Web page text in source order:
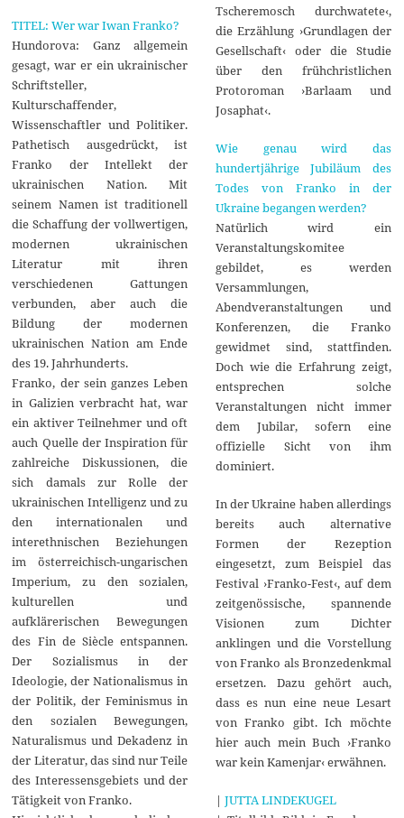
TITEL: Wer war Iwan Franko?
Hundorova: Ganz allgemein
gesagt, war er ein ukrainischer
Schriftsteller,
Kulturschaffender,
Wissenschaftler und Politiker.
Pathetisch ausgedrückt, ist
Franko der Intellekt der
ukrainischen Nation. Mit
seinem Namen ist traditionell
die Schaffung der vollwertigen,
modernen ukrainischen
Literatur mit ihren
verschiedenen Gattungen
verbunden, aber auch die
Bildung der modernen
ukrainischen Nation am Ende
des 19. Jahrhunderts.
Franko, der sein ganzes Leben
in Galizien verbracht hat, war
ein aktiver Teilnehmer und oft
auch Quelle der Inspiration für
zahlreiche Diskussionen, die
sich damals zur Rolle der
ukrainischen Intelligenz und zu
den internationalen und
interethnischen Beziehungen
im österreichisch-ungarischen
Imperium, zu den sozialen,
kulturellen und
aufklärerischen Bewegungen
des Fin de Siècle entspannen.
Der Sozialismus in der
Ideologie, der Nationalismus in
der Politik, der Feminismus in
den sozialen Bewegungen,
Naturalismus und Dekadenz in
der Literatur, das sind nur Teile
des Interessensgebiets und der
Tätigkeit von Franko.
Tscheremosch durchwatete‹,
die Erzählung ›Grundlagen der
Gesellschaft‹ oder die Studie
über den frühchristlichen
Protoroman ›Barlaam und
Josaphat‹.
Wie genau wird das
hundertjährige Jubiläum des
Todes von Franko in der
Ukraine begangen werden?
Natürlich wird ein
Veranstaltungskomitee
gebildet, es werden
Versammlungen,
Abendveranstaltungen und
Konferenzen, die Franko
gewidmet sind, stattfinden.
Doch wie die Erfahrung zeigt,
entsprechen solche
Veranstaltungen nicht immer
dem Jubilar, sofern eine
offizielle Sicht von ihm
dominiert.
In der Ukraine haben allerdings
bereits auch alternative
Formen der Rezeption
eingesetzt, zum Beispiel das
Festival ›Franko-Fest‹, auf dem
zeitgenössische, spannende
Visionen zum Dichter
anklingen und die Vorstellung
von Franko als Bronzedenkmal
ersetzen. Dazu gehört auch,
dass es nun eine neue Lesart
von Franko gibt. Ich möchte
hier auch mein Buch ›Franko
war kein Kamenjar‹ erwähnen.
| JUTTA LINDEKUGEL